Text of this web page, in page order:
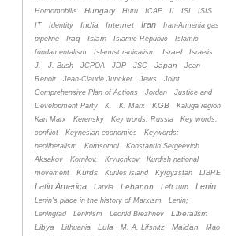
Homomobilis
Hungary Hutu ICAP II ISI
ISIS
IT
Identity India Internet Iran
Iran-Armenia gas
pipeline
Iraq Islam Islamic Republic
Islamic
fundamentalism
Islamist radicalism Israel
Israelis
J.
J. Bush JCPOA JDP JSC Japan
Jean
Renoir
Jean-Claude Juncker Jews
Joint
Comprehensive Plan of Actions
Jordan
Justice and
Development Party
K. K. Marx KGB
Kaluga region
Karl Marx
Kerensky Key words: Russia
Key words:
conflict
Keynesian economics
Keywords:
neoliberalism
Komsomol
Konstantin Sergeevich
Aksakov
Kornilov. Kryuchkov
Kurdish national
movement
Kurds Kuriles island Kyrgyzstan LIBRE
Latin America Latvia Lebanon Left turn Lenin
Lenin's place in the history of Marxism
Lenin;
Leningrad
Leninism Leonid Brezhnev
Liberalism
Libya
Lithuania Lula M. A. Lifshitz Maidan
Mao